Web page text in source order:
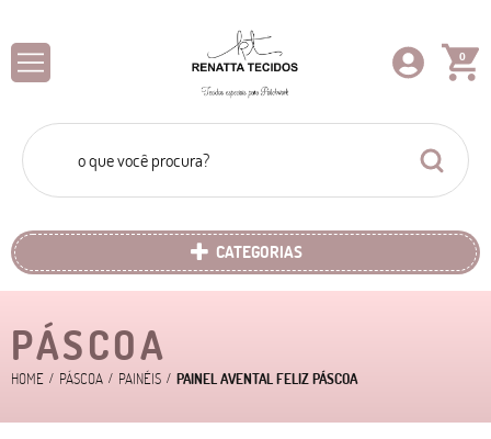
0
CATEGORIAS
PÁSCOA
HOME PÁSCOA PAINÉIS PAINEL AVENTAL FELIZ PÁSCOA